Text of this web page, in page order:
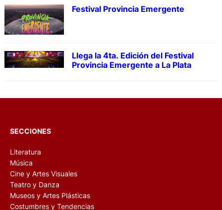
Festival Provincia Emergente
Llega la 4ta. Edición del Festival
Provincia Emergente a La Plata
SECCIONES
Literatura
Música
Cine y Artes Visuales
Teatro y Danza
Museos y Artes Plásticas
Costumbres y Tendencias